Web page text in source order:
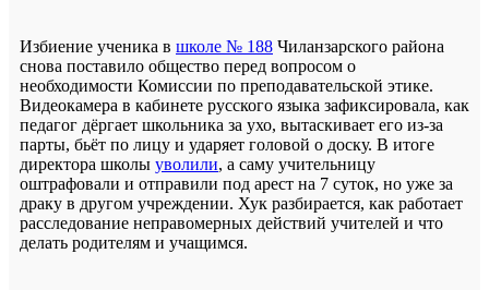
Избиение ученика в школе № 188 Чиланзарского района
снова поставило общество перед вопросом о
необходимости Комиссии по преподавательской этике.
Видеокамера в кабинете русского языка зафиксировала, как
педагог дёргает школьника за ухо, вытаскивает его из-за
парты, бьёт по лицу и ударяет головой о доску. В итоге
директора школы уволили, а саму учительницу
оштрафовали и отправили под арест на 7 суток, но уже за
драку в другом учреждении. Хук разбирается, как работает
расследование неправомерных действий учителей и что
делать родителям и учащимся.